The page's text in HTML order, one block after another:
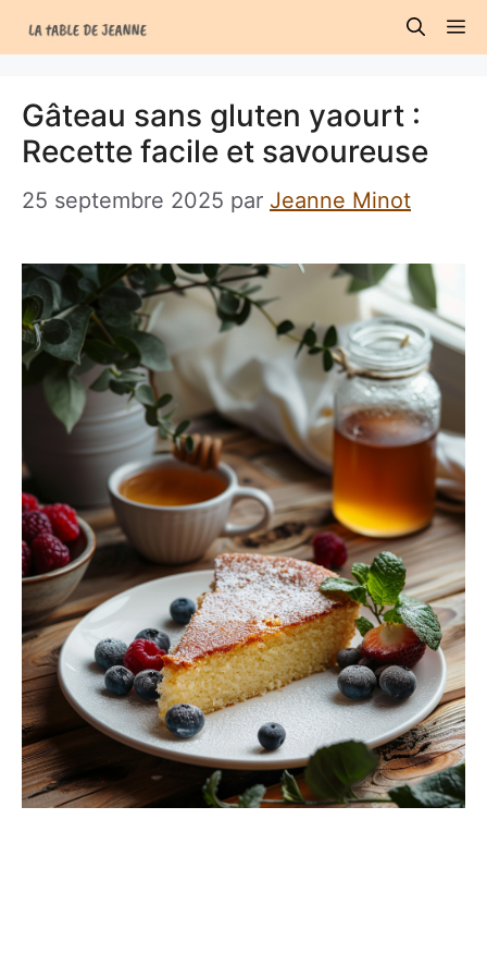
au
Gâteau sans gluten yaourt :
Recette facile et savoureuse
25 septembre 2025 par Jeanne Minot